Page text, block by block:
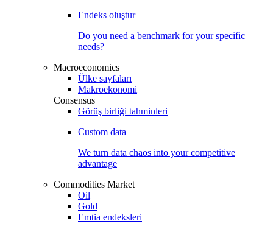
Endeks oluştur
Do you need a benchmark for your specific
needs?
Macroeconomics
Ülke sayfaları
Makroekonomi
Consensus
Görüş birliği tahminleri
Custom data
We turn data chaos into your competitive
advantage
Commodities Market
Oil
Gold
Emtia endeksleri